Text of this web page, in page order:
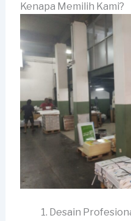
Kenapa Memilih Kami?
Desain